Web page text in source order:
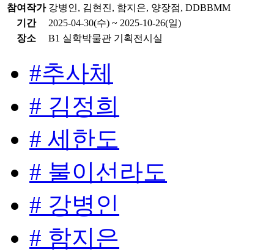
참여작가 강병인, 김현진, 함지은, 양장점, DDBBMM
기간
2025-04-30(수) ~ 2025-10-26(일)
장소
B1 실학박물관 기획전시실
#추사체
# 김정희
# 세한도
# 불이선라도
# 강병인
# 함지은